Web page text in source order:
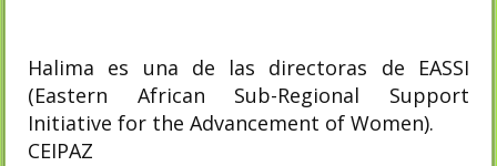
Halima es una de las directoras de EASSI
(Eastern African Sub-Regional Support
Initiative for the Advancement of Women).
CEIPAZ